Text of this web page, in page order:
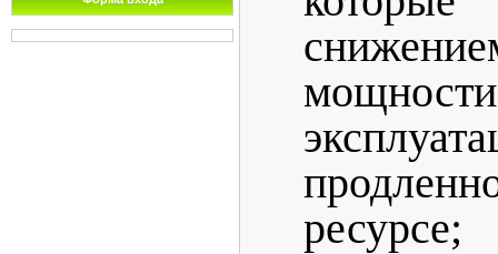
ресурсе;